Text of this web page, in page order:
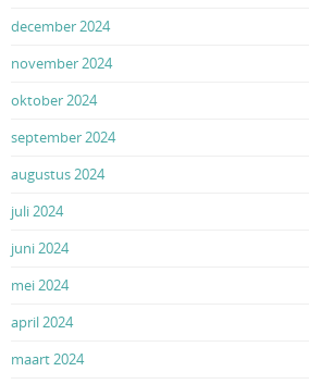
december 2024
november 2024
oktober 2024
september 2024
augustus 2024
juli 2024
juni 2024
mei 2024
april 2024
maart 2024